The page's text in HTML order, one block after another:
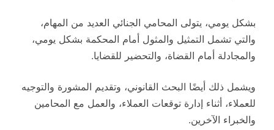
بشكل يومي، يتولى المحامي الجنائي العديد من المهام،
والتي تشمل التمثيل والمثول أمام المحكمة بشكل يومي،
والمجادلة أمام القضاة، والتحضير للقضايا.
ويشمل ذلك أيضًا البحث القانوني، وتقديم المشورة والتوجيه
للعملاء، أثناء إدارة توقعات العملاء، والعمل مع المحامين
والخبراء الآخرين.